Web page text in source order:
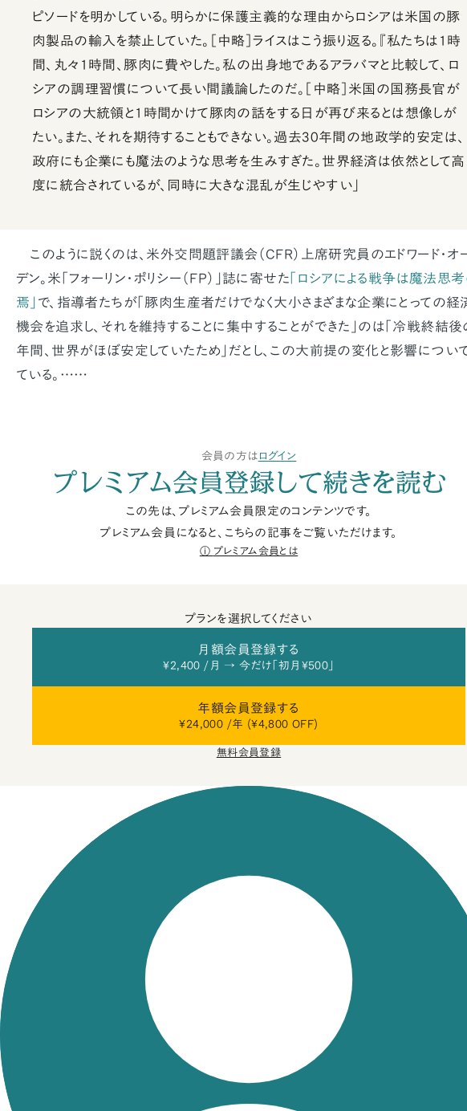
ピソードを明かしている。明らかに保護主義的な理由からロシアは米国の豚
肉製品の輸入を禁止していた。［中略］ライスはこう振り返る。『私たちは1時
間、丸々1時間、豚肉に費やした。私の出身地であるアラバマと比較して、ロ
シアの調理習慣について長い間議論したのだ。［中略］米国の国務長官が
ロシアの大統領と1時間かけて豚肉の話をする日が再び来るとは想像しが
たい。また、それを期待することもできない。過去30年間の地政学的安定は、
政府にも企業にも魔法のような思考を生みすぎた。世界経済は依然として高
度に統合されているが、同時に大きな混乱が生じやすい」
このように説くのは、米外交問題評議会（CFR）上席研究員のエドワード・オ
デン。米「フォーリン・ポリシー（FP）」誌に寄せた 「ロシアによる戦争は魔法思
焉」 で、指導者たちが「豚肉生産者だけでなく大小さまざまな企業にとっての経
機会を追求し、それを維持することに集中することができた」のは「冷戦終結
年間、世界がほぼ安定していたため」だとし、この大前提の変化と影響につい
ている。……
会員の方は ログイン
プレミアム会員登録して続きを読む
この先は、プレミアム会員限定のコンテンツです。
プレミアム会員になると、こちらの記事をご覧いただけます。
プレミアム会員とは
プランを選択してください
月額会員登録する
¥2,400 /月 → 今だけ「初月¥500」
年額会員登録する
¥24,000 /年 (¥4,800 OFF)
無料会員登録